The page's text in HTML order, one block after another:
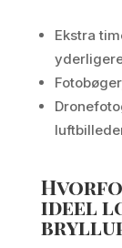
Ekstra
ideel